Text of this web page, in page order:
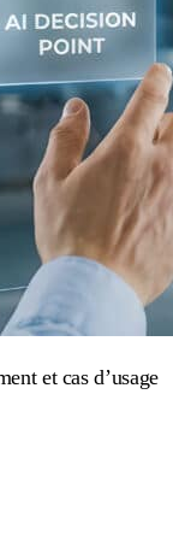
et cas d’usage